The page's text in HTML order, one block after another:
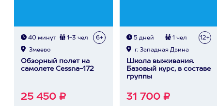
40 минут 1-3 чел 6+
Змеево
Обзорный полет на
самолете Cessna-172
25 450 ₽
5 дней 1 чел 12+
г. Западная Двина
Школа выживания.
Базовый курс, в составе
группы
31 700 ₽